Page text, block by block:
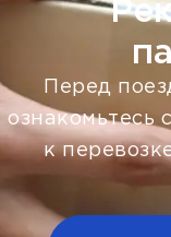
Перед
ознакомьтесь
к